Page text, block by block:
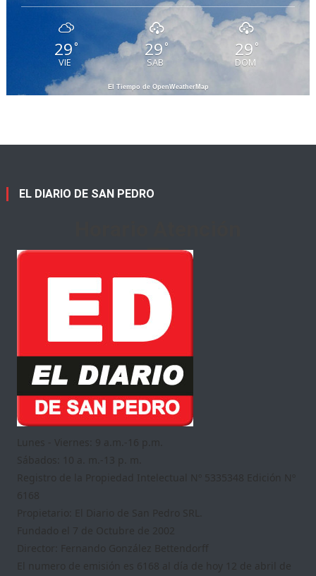
29°
VIE
29 °
SAB
29 °
DOM
El Tiempo de OpenWeatherMap
EL DIARIO DE SAN PEDRO
Lunes - Viernes: 9 a.m.-16 p.m.
Sábados: 10 a. m.-13 p. m.
Registro de la Propiedad Intelectual Nº 5335348 Edición Nº
6168
Propietario: El Diario de San Pedro SRL.
Fundado el 7 de Octubre de 2002
Director: Fernando González Bettendorff
El numero de emisión es 6168 al día de hoy 12 de abril de